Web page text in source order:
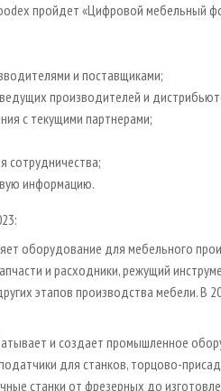
пройдет «Цифровой мебельный
и поставщиками;
производителей и
с текущими партнерами;
сотрудничества;
информацию.
оборудование для мебельного
и расходники, режущий
этапов производства мебели. В
и создает промышленное
для станков, торцово-
станки от фрезерных до